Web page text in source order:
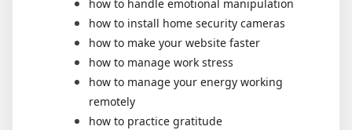
how to handle emotional manipulation
how to install home security cameras
how to make your website faster
how to manage work stress
how to manage your energy working
remotely
how to practice gratitude